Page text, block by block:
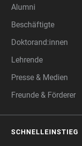
Alumni
Beschäftigte
Doktorand:innen
Lehrende
Presse & Medien
Freunde & Förderer
SCHNELLEINSTIEG